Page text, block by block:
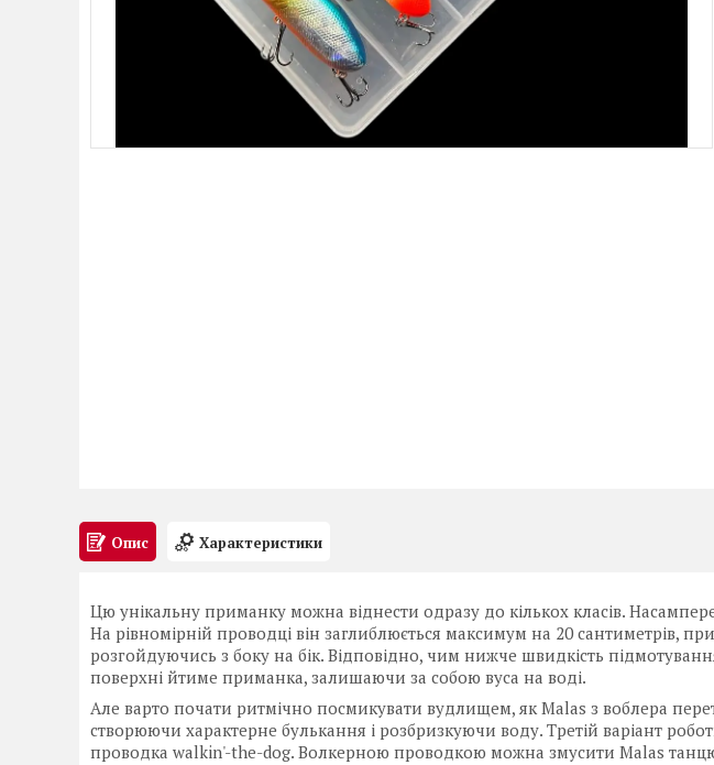
Опис Характеристики
Цю унікальну приманку можна віднести одразу до кількох класів.
На рівномірній проводці він заглиблюється максимум на 20 сантиметрів,
розгойдуючись з боку на бік. Відповідно, чим нижче швидкість
поверхні йтиме приманка, залишаючи за собою вуса на воді.
Але варто почати ритмічно посмикувати вудлищем, як Malas з воблера
створюючи характерне булькання і розбризкуючи воду. Третій варіант
проводка walkin'-the-dog. Волкерною проводкою можна змусити Malas